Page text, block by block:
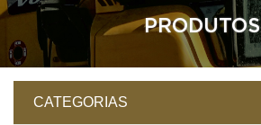
PRODUTOS
CATEGORIAS